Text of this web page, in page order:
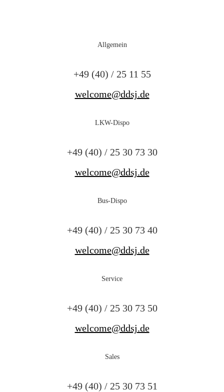
Allgemein
+49 (40) / 25 11 55
welcome@ddsj.de
LKW-Dispo
+49 (40) / 25 30 73 30
welcome@ddsj.de
Bus-Dispo
+49 (40) / 25 30 73 40
welcome@ddsj.de
Service
+49 (40) / 25 30 73 50
welcome@ddsj.de
Sales
+49 (40) / 25 30 73 51